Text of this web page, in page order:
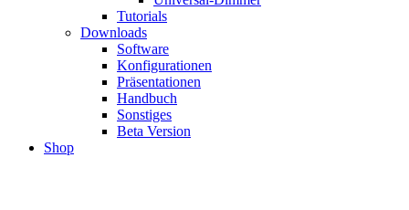
Tutorials
Downloads
Software
Konfigurationen
Präsentationen
Handbuch
Sonstiges
Beta Version
Shop